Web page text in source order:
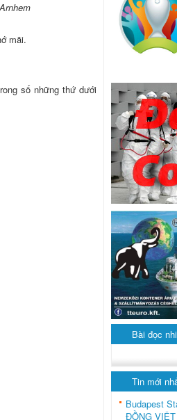
mãi.
số những thứ dưới
Bài đọc
Tin mới
Budapest
ĐỒNG